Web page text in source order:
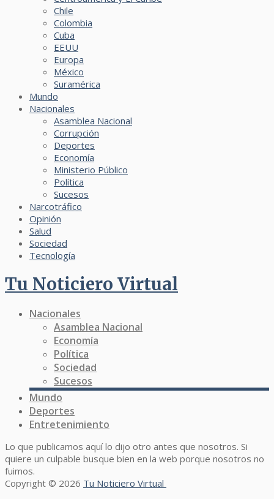
Chile
Colombia
Cuba
EEUU
Europa
México
Suramérica
Mundo
Nacionales
Asamblea Nacional
Corrupción
Deportes
Economía
Ministerio Público
Política
Sucesos
Narcotráfico
Opinión
Salud
Sociedad
Tecnología
Tu Noticiero Virtual
Nacionales
Asamblea Nacional
Economía
Política
Sociedad
Sucesos
Mundo
Deportes
Entretenimiento
Lo que publicamos aquí lo dijo otro antes que nosotros. Si
quiere un culpable busque bien en la web porque nosotros no
fuimos.
Copyright © 2026 Tu Noticiero Virtual